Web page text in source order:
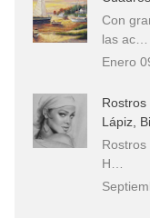
Con
las ac…
Enero
Rostros
Lápiz,
H…